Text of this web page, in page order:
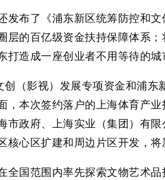
发布了《浦东新区统筹防控和
层的百亿级资金扶持保障体系
打造成一座创业者不用等待的城
创（影视）发展专项资金和浦东
，本次签约落户的上海体育产业
市政府、上海实业（集团）有限
核心区扩建和周边片区开发 ，
全国范围内率先探索文物艺术